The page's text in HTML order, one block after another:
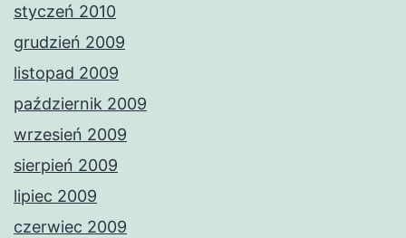
styczeń 2010
grudzień 2009
listopad 2009
październik 2009
wrzesień 2009
sierpień 2009
lipiec 2009
czerwiec 2009